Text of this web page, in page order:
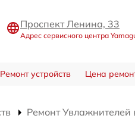
Проспект Ленина, 33
Адрес сервисного центра
Ремонт устройств Цена
Ремонт Увлажнителей